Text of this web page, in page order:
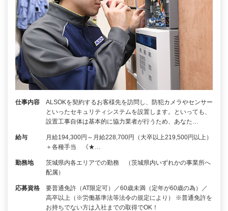
仕事内容
ALSOKを契約するお客様先を訪問し、防犯カメラやセンサー
といったセキュリティシステムを設置します。といっても、
設置工事自体は基本的に協力業者が行うため、あなた…
給与
月給194,300円～月給228,700円（大卒以上219,500円以上）
＋各種手当 《★…
勤務地
茨城県内各エリアでの勤務 （茨城県内いずれかの事業所へ
配属）
応募資格
要普通免許（AT限定可）／60歳未満（定年が60歳の為）／
高卒以上（※労働基準法等法令の規定により） ※普通免許を
お持ちでない方は入社までの取得でOK！